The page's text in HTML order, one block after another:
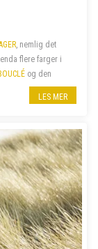
, nemlig det
flere farger i
og den
fått...
LES MER